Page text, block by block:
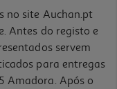
no site Auchan.pt
Antes do registo e
servem
para entregas
Amadora. Após o